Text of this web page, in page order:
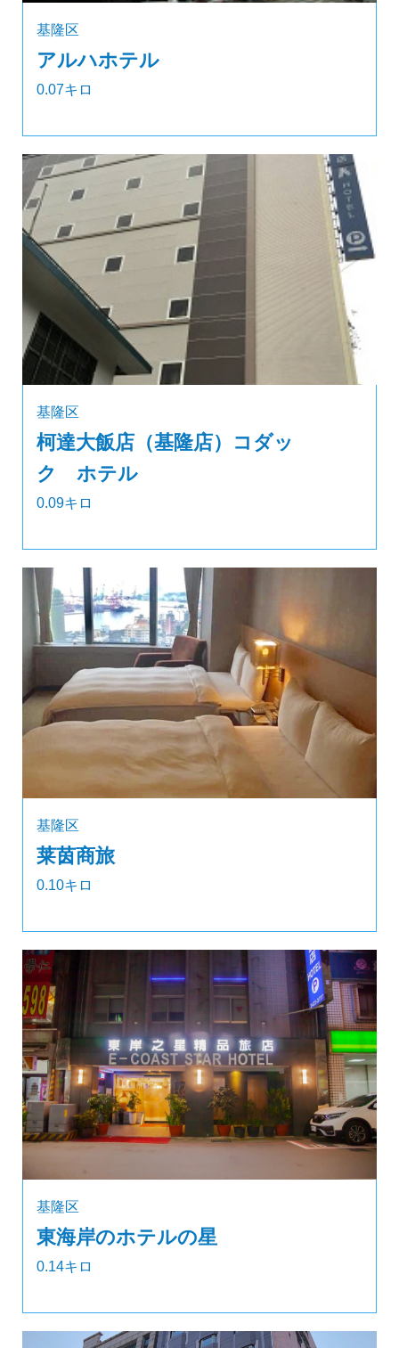
基隆区
アルハホテル
0.07キロ
基隆区
柯達大飯店（基隆店）コダッ
ク ホテル
0.09キロ
基隆区
莱茵商旅
0.10キロ
基隆区
東海岸のホテルの星
0.14キロ